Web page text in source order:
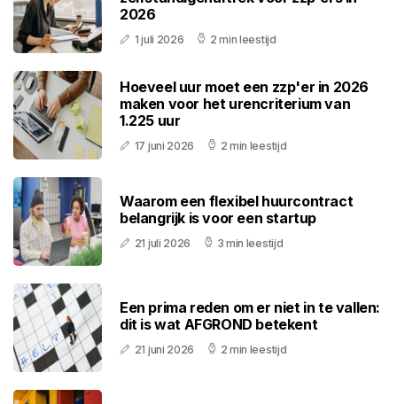
2026
1 juli 2026 2 min leestijd
Hoeveel uur moet een zzp'er in 2026
maken voor het urencriterium van
1.225 uur
17 juni 2026 2 min leestijd
Waarom een flexibel huurcontract
belangrijk is voor een startup
21 juli 2026 3 min leestijd
Een prima reden om er niet in te vallen:
dit is wat AFGROND betekent
21 juni 2026 2 min leestijd